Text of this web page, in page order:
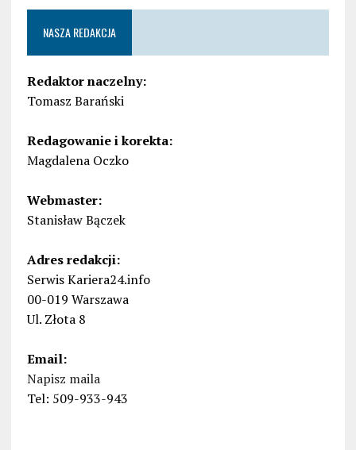
NASZA REDAKCJA
Redaktor naczelny:
Tomasz Barański
Redagowanie i korekta:
Magdalena Oczko
Webmaster:
Stanisław Bączek
Adres redakcji:
Serwis Kariera24.info
00-019 Warszawa
Ul. Złota 8
Email:
Napisz maila
Tel: 509-933-943